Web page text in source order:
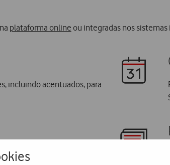
plataforma online ou integradas nos
incluindo acentuados, para
no remetente.